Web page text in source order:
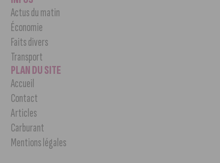
Actus du matin
Économie
Faits divers
Transport
PLAN DU SITE
Accueil
Contact
Articles
Carburant
Mentions légales